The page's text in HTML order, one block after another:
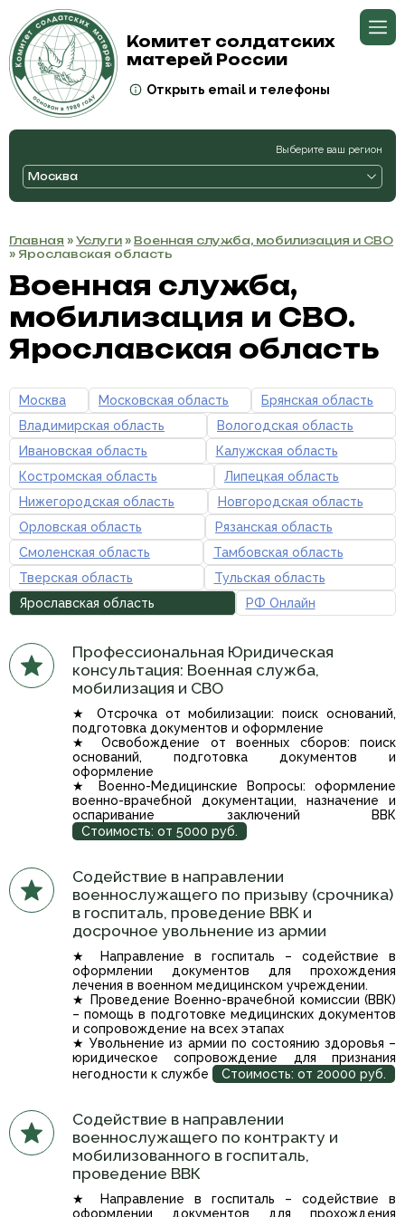
Комитет солдатских
матерей России
Открыть email и телефоны
Выберите ваш регион
Москва
Главная » Услуги » Военная служба, мобилизация и СВО
» Ярославская область
Военная служба,
мобилизация и СВО.
Ярославская область
Москва Московская область
Брянская область
Владимирская область
Вологодская область
Ивановская область
Калужская область
Костромская область
Липецкая область
Нижегородская область
Новгородская область
Орловская область
Рязанская область
Смоленская область
Тамбовская область
Тверская область
Тульская область
Ярославская область
РФ Онлайн
Профессиональная Юридическая
консультация: Военная служба,
мобилизация и СВО
★ Отсрочка от мобилизации: поиск оснований,
подготовка документов и оформление
★ Освобождение от военных сборов: поиск
оснований, подготовка документов и
оформление
★ Военно-Медицинские Вопросы: оформление
военно-врачебной документации, назначение и
оспаривание заключений ВВК
Стоимость: от 5000 руб.
Содействие в направлении
военнослужащего по призыву (срочника)
в госпиталь, проведение ВВК и
досрочное увольнение из армии
★ Направление в госпиталь – содействие в
оформлении документов для прохождения
лечения в военном медицинском учреждении.
★ Проведение Военно-врачебной комиссии (ВВК)
– помощь в подготовке медицинских документов
и сопровождение на всех этапах
★ Увольнение из армии по состоянию здоровья –
юридическое сопровождение для признания
негодности к службе
Стоимость: от 20000 руб.
Содействие в направлении
военнослужащего по контракту и
мобилизованного в госпиталь,
проведение ВВК
★ Направление в госпиталь – содействие в
оформлении документов для прохождения